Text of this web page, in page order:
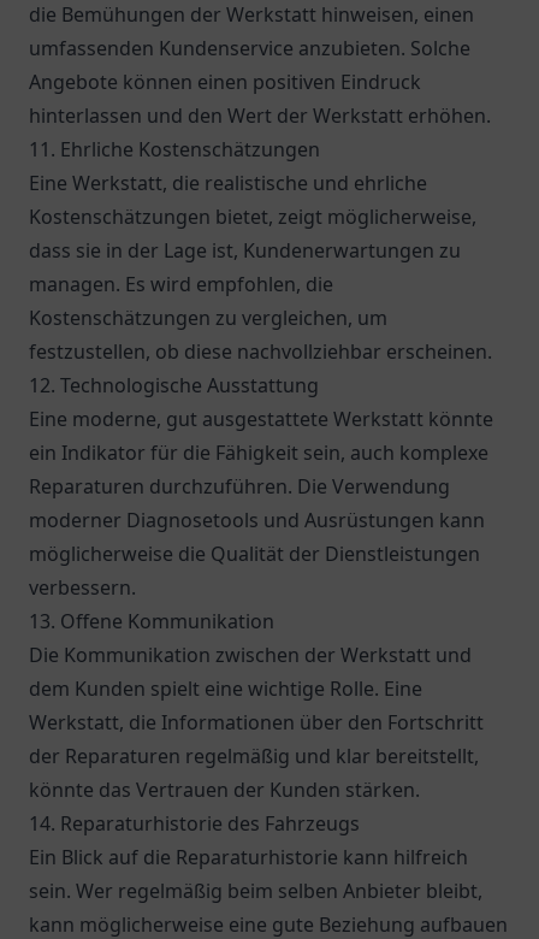
die Bemühungen der Werkstatt hinweisen, einen
umfassenden Kundenservice anzubieten. Solche
Angebote können einen positiven Eindruck
hinterlassen und den Wert der Werkstatt erhöhen.
11. Ehrliche Kostenschätzungen
Eine Werkstatt, die realistische und ehrliche
Kostenschätzungen bietet, zeigt möglicherweise,
dass sie in der Lage ist, Kundenerwartungen zu
managen. Es wird empfohlen, die
Kostenschätzungen zu vergleichen, um
festzustellen, ob diese nachvollziehbar erscheinen.
12. Technologische Ausstattung
Eine moderne, gut ausgestattete Werkstatt könnte
ein Indikator für die Fähigkeit sein, auch komplexe
Reparaturen durchzuführen. Die Verwendung
moderner Diagnosetools und Ausrüstungen kann
möglicherweise die Qualität der Dienstleistungen
verbessern.
13. Offene Kommunikation
Die Kommunikation zwischen der Werkstatt und
dem Kunden spielt eine wichtige Rolle. Eine
Werkstatt, die Informationen über den Fortschritt
der Reparaturen regelmäßig und klar bereitstellt,
könnte das Vertrauen der Kunden stärken.
14. Reparaturhistorie des Fahrzeugs
Ein Blick auf die Reparaturhistorie kann hilfreich
sein. Wer regelmäßig beim selben Anbieter bleibt,
kann möglicherweise eine gute Beziehung aufbauen